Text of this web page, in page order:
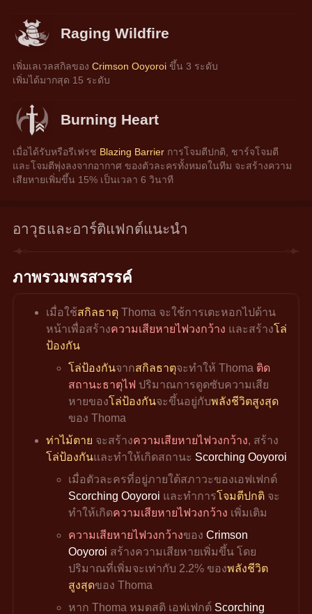
Raging Wildfire
เพิ่มเลเวลสกิลของ Crimson Ooyoroi ขึ้น 3 ระดับ
เพิ่มได้มากสุด 15 ระดับ
Burning Heart
เมื่อได้รับหรือรีเฟรช Blazing Barrier การโจมตีปกติ, ชาร์จโจมตี
และโจมตีพุ่งลงจากอากาศ ของตัวละครทั้งหมดในทีม จะสร้างความ
เสียหายเพิ่มขึ้น 15% เป็นเวลา 6 วินาที
อาวุธและอาร์ติแฟกต์แนะนำ
ภาพรวมพรสวรรค์
เมื่อใช้สกิลธาตุ Thoma จะใช้การเตะหอกไปด้าน
หน้าเพื่อสร้างความเสียหายไฟวงกว้าง และสร้างโล่
ป้องกัน
โล่ป้องกันจากสกิลธาตุจะทำให้ Thoma ติด
สถานะธาตุไฟ ปริมาณการดูดซับความเสีย
หายของโล่ป้องกันจะขึ้นอยู่กับพลังชีวิตสูงสุด
ของ Thoma
ท่าไม้ตาย จะสร้างความเสียหายไฟวงกว้าง, สร้าง
โล่ป้องกันและทำให้เกิดสถานะ Scorching Ooyoroi
เมื่อตัวละครที่อยู่ภายใต้สภาวะของเอฟเฟกต์
Scorching Ooyoroi และทำการโจมตีปกติ จะ
ทำให้เกิดความเสียหายไฟวงกว้าง เพิ่มเติม
ความเสียหายไฟวงกว้างของ Crimson
Ooyoroi สร้างความเสียหายเพิ่มขึ้น โดย
ปริมาณที่เพิ่มจะเท่ากับ 2.2% ของพลังชีวิต
สูงสุดของ Thoma
หาก Thoma หมดสติ เอฟเฟกต์ Scorching